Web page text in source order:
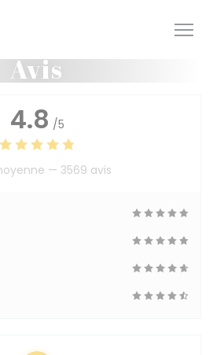
choix en matière de cookies
Avis
4.8 /5
— 3569 avis